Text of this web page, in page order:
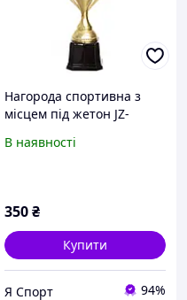
Нагорода спортивна з
місцем під жетон JZ-
В наявності
350₴
Купити
Я Спорт 94%